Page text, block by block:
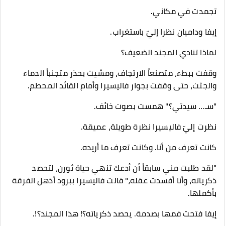
​تجمدت في مكاني.
إيفا وداميان نظرا إليّ باستغراب.
لماذا تنادي المجند الضعيف؟
​وقفت ببطء، متصنعاً الارتجاف، ومشيت بحذر متجنباً الدماء
والجثث، حتى وقفت بجوار فاليسيرا وأمام القائد المحطم.
​"سـ... سيدتي؟" همست بصوت خائف.
​نظرت إليّ فاليسيرا نظرة طويلة، عميقة.
كانت تعرف من أنا. وكانت تعرف ما أريده.
​"لقد طلبت مني سابقاً أن أدعك تنهي حياة ثورن، لتحصد
ذكرياته، وأنا أفسدت عقله،" قالت فاليسيرا ببرود أذهل الفرقة
بأكملها.
​إيفا فتحت فمها بصدمة. يحصد ذكرياته؟! هذا المجند؟!.